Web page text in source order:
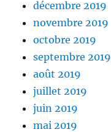
décembre 2019
novembre 2019
octobre 2019
septembre 2019
août 2019
juillet 2019
juin 2019
mai 2019